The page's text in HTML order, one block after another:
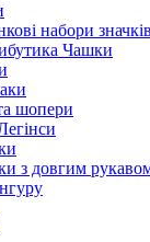
набори значків
Чашки
шопери
з довгим